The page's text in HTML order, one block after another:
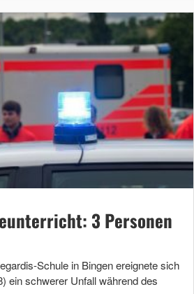
3 Personen
Schule in Bingen ereignete sich
ein schwerer Unfall während des